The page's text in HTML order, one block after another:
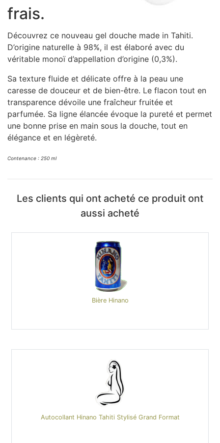
Nos Box (12)
Nouveautés
Informations
Nous contacter
frais.
Découvrez ce nouveau gel douche made in Tahiti.
D’origine naturelle à 98%, il est élaboré avec du
véritable monoï d’appellation d’origine (0,3%).
Sa texture fluide et délicate offre à la peau une
caresse de douceur et de bien-être. Le flacon tout en
transparence dévoile une fraîcheur fruitée et
parfumée. Sa ligne élancée évoque la pureté et permet
une bonne prise en main sous la douche, tout en
élégance et en légèreté.
Contenance : 250 ml
Les clients qui ont acheté ce produit ont
aussi acheté
Bière Hinano
Autocollant Hinano Tahiti Stylisé Grand Format